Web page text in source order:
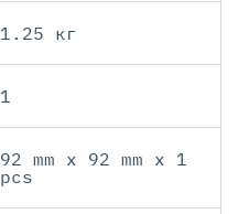
1.25 кг
1
92 mm x 92 mm x 1
pcs